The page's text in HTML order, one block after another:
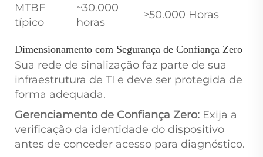
MTBF
típico
~30.000
horas
>50.000 Horas
Dimensionamento com Segurança de Confiança Zero
Sua rede de sinalização faz parte de sua
infraestrutura de TI e deve ser protegida de
forma adequada.
Gerenciamento de Confiança Zero: Exija a
verificação da identidade do dispositivo
antes de conceder acesso para diagnóstico.